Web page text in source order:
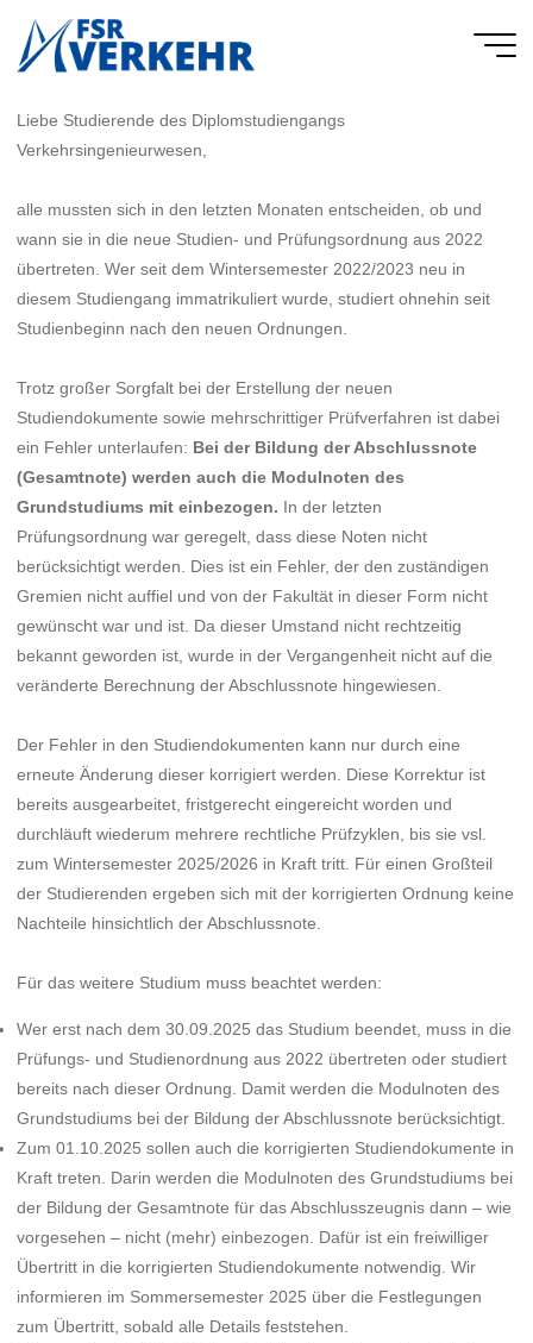
content
Liebe Studierende des Diplomstudiengangs
Verkehrsingenieurwesen,
alle mussten sich in den letzten Monaten entscheiden, ob und
wann sie in die neue Studien- und Prüfungsordnung aus 2022
übertreten. Wer seit dem Wintersemester 2022/2023 neu in
diesem Studiengang immatrikuliert wurde, studiert ohnehin seit
Studienbeginn nach den neuen Ordnungen.
Trotz großer Sorgfalt bei der Erstellung der neuen
Studiendokumente sowie mehrschrittiger Prüfverfahren ist dabei
ein Fehler unterlaufen: Bei der Bildung der Abschlussnote
(Gesamtnote) werden auch die Modulnoten des
Grundstudiums mit einbezogen. In der letzten
Prüfungsordnung war geregelt, dass diese Noten nicht
berücksichtigt werden. Dies ist ein Fehler, der den zuständigen
Gremien nicht auffiel und von der Fakultät in dieser Form nicht
gewünscht war und ist. Da dieser Umstand nicht rechtzeitig
bekannt geworden ist, wurde in der Vergangenheit nicht auf die
veränderte Berechnung der Abschlussnote hingewiesen.
Der Fehler in den Studiendokumenten kann nur durch eine
erneute Änderung dieser korrigiert werden. Diese Korrektur ist
bereits ausgearbeitet, fristgerecht eingereicht worden und
durchläuft wiederum mehrere rechtliche Prüfzyklen, bis sie vsl.
zum Wintersemester 2025/2026 in Kraft tritt. Für einen Großteil
der Studierenden ergeben sich mit der korrigierten Ordnung keine
Nachteile hinsichtlich der Abschlussnote.
Für das weitere Studium muss beachtet werden:
Wer erst nach dem 30.09.2025 das Studium beendet, muss in die
Prüfungs- und Studienordnung aus 2022 übertreten oder studiert
bereits nach dieser Ordnung. Damit werden die Modulnoten des
Grundstudiums bei der Bildung der Abschlussnote berücksichtigt.
Zum 01.10.2025 sollen auch die korrigierten Studiendokumente in
Kraft treten. Darin werden die Modulnoten des Grundstudiums bei
der Bildung der Gesamtnote für das Abschlusszeugnis dann – wie
vorgesehen – nicht (mehr) einbezogen. Dafür ist ein freiwilliger
Übertritt in die korrigierten Studiendokumente notwendig. Wir
informieren im Sommersemester 2025 über die Festlegungen
zum Übertritt, sobald alle Details feststehen.